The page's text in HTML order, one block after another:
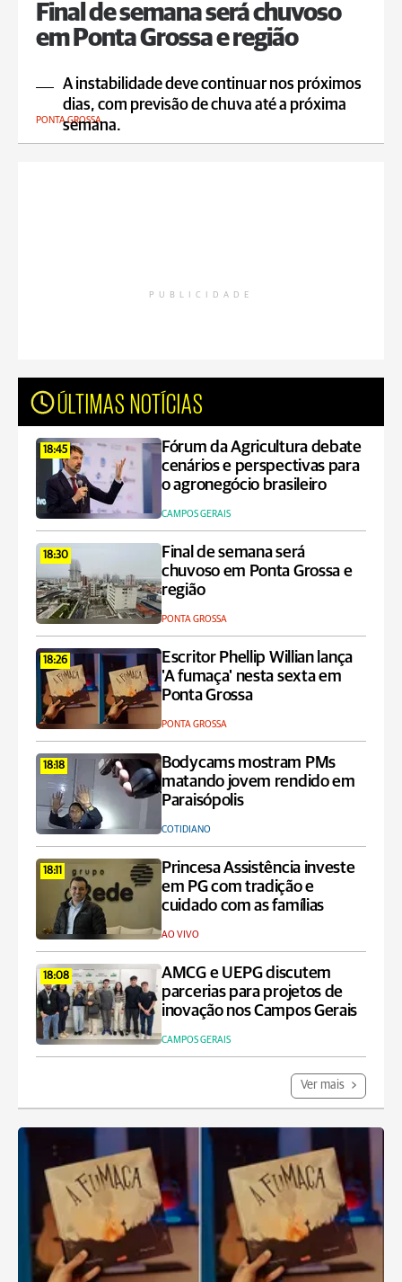
Final de semana será chuvoso
em Ponta Grossa e região
A instabilidade deve continuar nos próximos
dias, com previsão de chuva até a próxima
semana.
PONTA GROSSA
PUBLICIDADE
ÚLTIMAS NOTÍCIAS
18:45
Fórum da Agricultura debate
cenários e perspectivas para
o agronegócio brasileiro
CAMPOS GERAIS
18:30
Final de semana será
chuvoso em Ponta Grossa e
região
PONTA GROSSA
18:26
Escritor Phellip Willian lança
'A fumaça' nesta sexta em
Ponta Grossa
PONTA GROSSA
18:18
Bodycams mostram PMs
matando jovem rendido em
Paraisópolis
COTIDIANO
18:11
Princesa Assistência investe
em PG com tradição e
cuidado com as famílias
AO VIVO
18:08
AMCG e UEPG discutem
parcerias para projetos de
inovação nos Campos Gerais
CAMPOS GERAIS
Ver mais